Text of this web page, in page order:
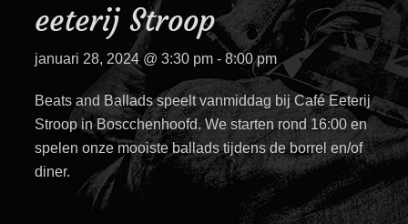
eeterij Stroop
januari 28, 2024 @ 3:30 pm- 8:00 pm
Beats and Ballads speelt vanmiddag bij Café Eeterij
Stroop in Boscchenhoofd. We starten rond 16:00 en
spelen onze mooiste ballads tijdens de borrel en/of
diner.